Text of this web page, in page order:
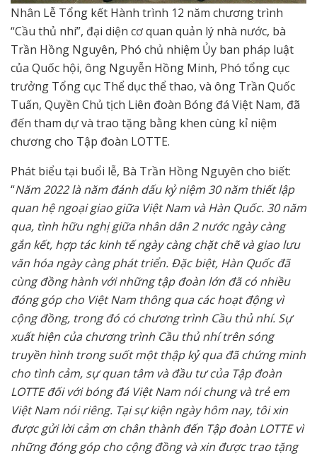
Nhân Lễ Tổng kết Hành trình 12 năm chương trình
“Cầu thủ nhí”, đại diện cơ quan quản lý nhà nước, bà
Trần Hồng Nguyên, Phó chủ nhiệm Ủy ban pháp luật
của Quốc hội, ông Nguyễn Hồng Minh, Phó tổng cục
trưởng Tổng cục Thể dục thể thao, và ông Trần Quốc
Tuấn, Quyền Chủ tịch Liên đoàn Bóng đá Việt Nam, đã
đến tham dự và trao tặng bằng khen cùng kỉ niệm
chương cho Tập đoàn LOTTE.
Phát biểu tại buổi lễ, Bà Trần Hồng Nguyên cho biết:
“Năm 2022 là năm đánh dấu kỷ niệm 30 năm thiết lập
quan hệ ngoại giao giữa Việt Nam và Hàn Quốc. 30 năm
qua, tình hữu nghị giữa nhân dân 2 nước ngày càng
gắn kết, hợp tác kinh tế ngày càng chặt chẽ và giao lưu
văn hóa ngày càng phát triển. Đặc biệt, Hàn Quốc đã
cùng đồng hành với những tập đoàn lớn đã có nhiều
đóng góp cho Việt Nam thông qua các hoạt động vì
cộng đồng, trong đó có chương trình Cầu thủ nhí. Sự
xuất hiện của chương trình Cầu thủ nhí trên sóng
truyền hình trong suốt một thập kỷ qua đã chứng minh
cho tình cảm, sự quan tâm và đầu tư của Tập đoàn
LOTTE đối với bóng đá Việt Nam nói chung và trẻ em
Việt Nam nói riêng. Tại sự kiện ngày hôm nay, tôi xin
được gửi lời cảm ơn chân thành đến Tập đoàn LOTTE vì
những đóng góp cho cộng đồng và xin được trao tặng